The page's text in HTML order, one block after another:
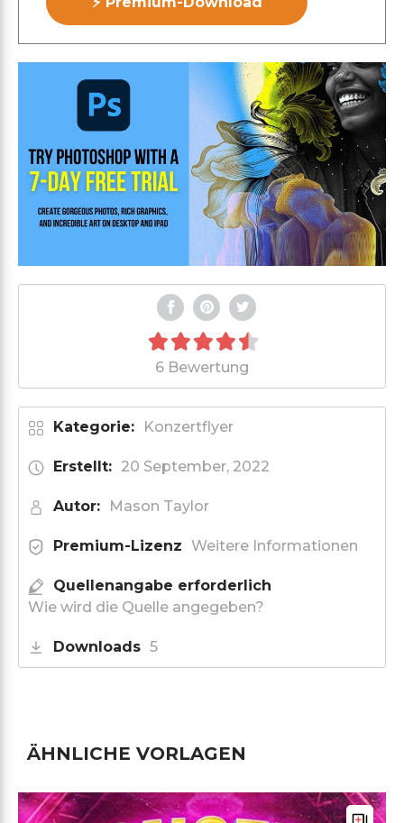
6 Bewertung
Kategorie: Konzertflyer
Erstellt: 20 September, 2022
Autor: Mason Taylor
Premium-Lizenz Weitere Informationen
Quellenangabe erforderlich
Wie wird die Quelle angegeben?
Downloads 5
ÄHNLICHE VORLAGEN